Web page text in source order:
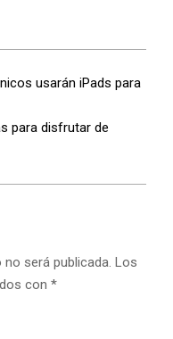
usarán iPads para
para disfrutar de
será publicada. Los
con *